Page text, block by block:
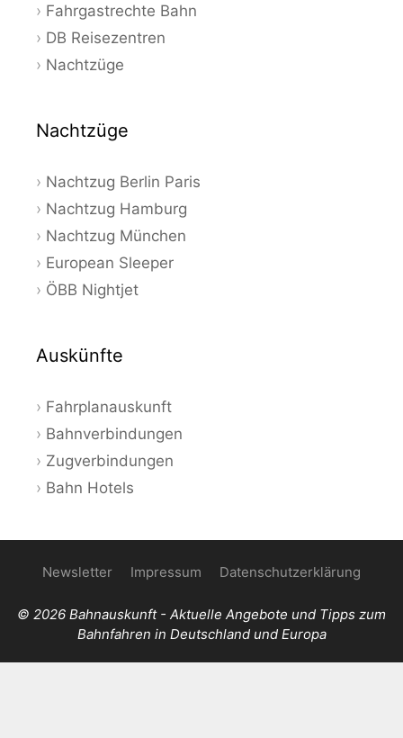
Fahrgastrechte Bahn
DB Reisezentren
Nachtzüge
Nachtzüge
Nachtzug Berlin Paris
Nachtzug Hamburg
Nachtzug München
European Sleeper
ÖBB Nightjet
Auskünfte
Fahrplanauskunft
Bahnverbindungen
Zugverbindungen
Bahn Hotels
Newsletter Impressum Datenschutzerklärung
© 2026 Bahnauskunft - Aktuelle Angebote und Tipps zum
Bahnfahren in Deutschland und Europa